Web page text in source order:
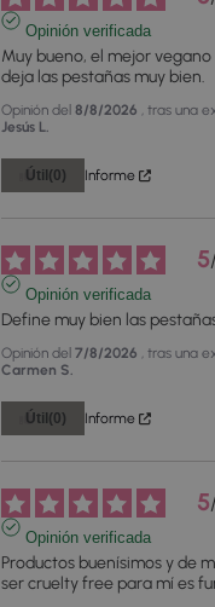
Opinión verificada
Muy bueno, el mejor
deja las pestañas muy bien.
Opinión del 8/8/2026 , tras una
Jesús L.
Útil (0) Informe
5
Opinión verificada
Define muy bien las
Opinión del 7/8/2026 , tras una
Carmen S.
Útil (0) Informe
5
Opinión verificada
Productos buenísimos y de
ser cruelty free para mí es